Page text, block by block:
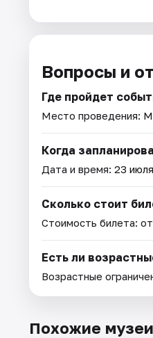
Вопросы и
Где пройдет
Место проведения:
Когда
Дата и время: 23
Сколько стоит
Стоимость билета:
Есть ли
Возрастные
Похожие музеи